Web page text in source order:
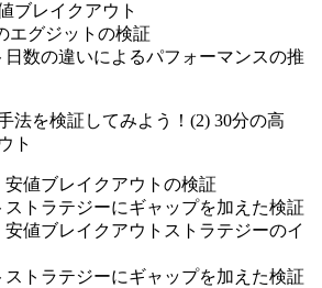
ブレイクアウト
エグジットの検証
日数の違いによるパフォーマンスの推
法を検証してみよう！(2) 30分の高
ト
安値ブレイクアウトの検証
ストラテジーにギャップを加えた検証
安値ブレイクアウトストラテジーのイ
ストラテジーにギャップを加えた検証